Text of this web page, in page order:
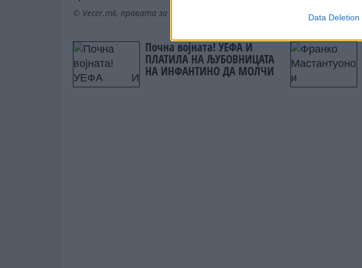
Data Deletion
© Vecer.mk, правата за текстот се на редакцијата
Почна војната! УЕФА И
ПЛАТИЛА НА ЉУБОВНИЦАТА
НА ИНФАНТИНО ДА МОЛЧИ